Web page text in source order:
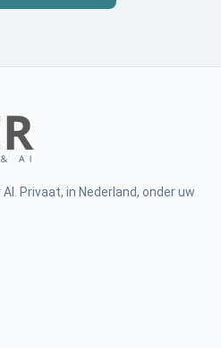
Privaat, in Nederland, onder uw